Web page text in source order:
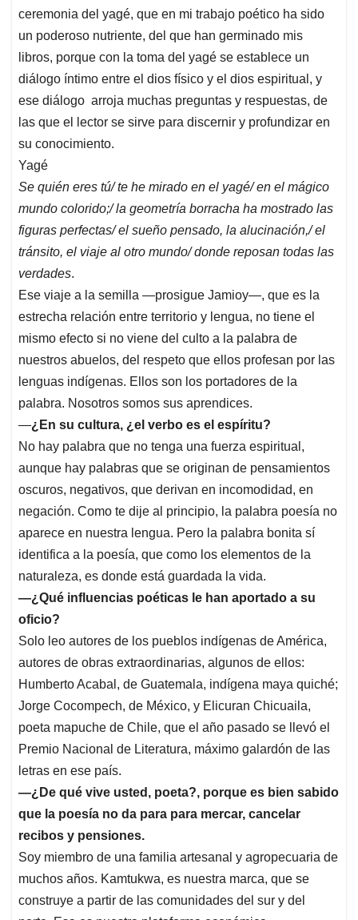
ceremonia del yagé, que en mi trabajo poético ha sido
un poderoso nutriente, del que han germinado mis
libros, porque con la toma del yagé se establece un
diálogo íntimo entre el dios físico y el dios espiritual, y
ese diálogo arroja muchas preguntas y respuestas, de
las que el lector se sirve para discernir y profundizar en
su conocimiento.
Yagé
Se quién eres tú/ te he mirado en el yagé/ en el mágico
mundo colorido;/ la geometría borracha ha mostrado las
figuras perfectas/ el sueño pensado, la alucinación,/ el
tránsito, el viaje al otro mundo/ donde reposan todas las
verdades.
Ese viaje a la semilla —prosigue Jamioy—, que es la
estrecha relación entre territorio y lengua, no tiene el
mismo efecto si no viene del culto a la palabra de
nuestros abuelos, del respeto que ellos profesan por las
lenguas indígenas. Ellos son los portadores de la
palabra. Nosotros somos sus aprendices.
—¿En su cultura, ¿el verbo es el espíritu?
No hay palabra que no tenga una fuerza espiritual,
aunque hay palabras que se originan de pensamientos
oscuros, negativos, que derivan en incomodidad, en
negación. Como te dije al principio, la palabra poesía no
aparece en nuestra lengua. Pero la palabra bonita sí
identifica a la poesía, que como los elementos de la
naturaleza, es donde está guardada la vida.
—¿Qué influencias poéticas le han aportado a su
oficio?
Solo leo autores de los pueblos indígenas de América,
autores de obras extraordinarias, algunos de ellos:
Humberto Acabal, de Guatemala, indígena maya quiché;
Jorge Cocompech, de México, y Elicuran Chicuaila,
poeta mapuche de Chile, que el año pasado se llevó el
Premio Nacional de Literatura, máximo galardón de las
letras en ese país.
—¿De qué vive usted, poeta?, porque es bien sabido
que la poesía no da para para mercar, cancelar
recibos y pensiones.
Soy miembro de una familia artesanal y agropecuaria de
muchos años. Kamtukwa, es nuestra marca, que se
construye a partir de las comunidades del sur y del